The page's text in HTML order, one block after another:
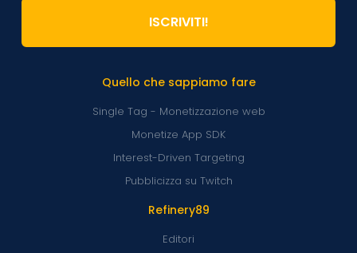
Refinery89
Editori
Quello che sappiamo fare
Single Tag - Monetizzazione web
Monetize App SDK
Interest-Driven Targeting
Pubblicizza su Twitch
ISCRIVITI!